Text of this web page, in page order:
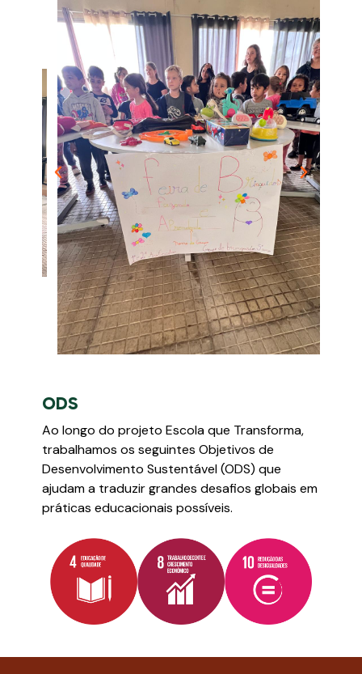
ODS
Ao longo do projeto Escola que Transforma,
trabalhamos os seguintes Objetivos de
Desenvolvimento Sustentável (ODS) que
ajudam a traduzir grandes desafios globais em
práticas educacionais possíveis.